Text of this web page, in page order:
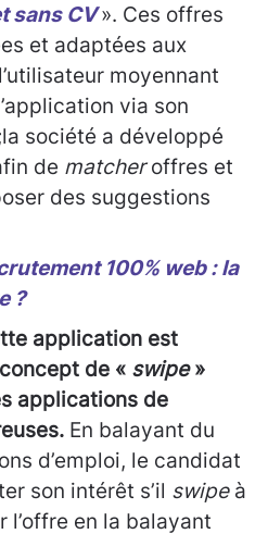
sans CV ». Ces offres
et adaptées aux
moyennant
via son
société a développé
de matcheroffres et
des suggestions
100% web : la
?
application est
de « swipe»
applications de
En balayant du
d’emploi, le candidat
son intérêt s’il swipeà
l’offre en la balayant